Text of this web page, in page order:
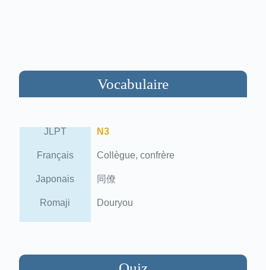
Vocabulaire
JLPT N3
Français Collègue, confrère
Japonais 同僚
Romaji Douryou